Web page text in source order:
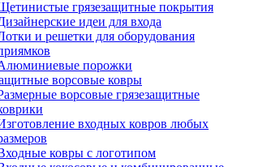
грязезащитные покрытия
идеи для входа
и решетки для оборудования
порожки
ворсовые ковры
ворсовые грязезащитные
входных ковров любых
ковры с логотипом